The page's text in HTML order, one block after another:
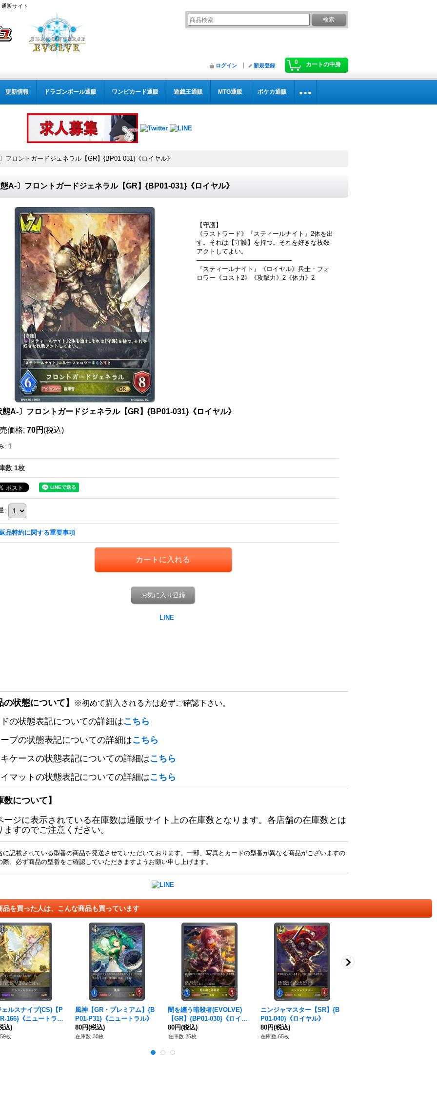
販サイト
0 カートの中身
ログイン 新規登録
更新情報 ドラゴンボール通販 ワンピカード通販 遊戯王通販 MTG通販 ポケカ通販
フロントガードジェネラル【GR】{BP01-031}《ロイヤル》
A-〕フロントガードジェネラル【GR】{BP01-031}《ロイヤル》
【守護】
《ラストワード》『スティールナイト』2体を出
す。それは【守護】を持つ。それを好きな枚数
アクトしてよい。
―――――――――――――――
『スティールナイト』《ロイヤル》兵士・フォ
ロワー《コスト2》《攻撃力》2《体力》2
態A-〕フロントガードジェネラル【GR】{BP01-031}《ロイヤル》
価格: 70円 (税込)
: 1
数 1枚
:
品特約に関する重要事項
お気に入り登録
の状態について】 ※初めて購入される方は必ずご確認下さい。
の状態表記についての詳細はこちら
ブの状態表記についての詳細はこちら
ケースの状態表記についての詳細はこちら
マットの状態表記についての詳細はこちら
数について】
ージに表示されている在庫数は通販サイト上の在庫数となります。各店舗の在庫数とは
ますのでご注意ください。
記載されている型番の商品を発送させていただいております。一部、写真とカードの型番が異なる商品がございますの
際、必ず商品の型番をご確認していただきますようお願い申し上げます。
品を買った人は、こんな商品も買っています
ルスナイプ(CS)【P
166}《ニュートラ
込)
枚
風神【GR・プレミアム】{B
P01-P31}《ニュートラル》
80円(税込)
在庫数 30枚
闇を纏う暗殺者(EVOLVE)
【GR】{BP01-030}《ロイヤ
ル》
80円(税込)
在庫数 25枚
ニンジャマスター【SR】{B
P01-040}《ロイヤル》
80円(税込)
在庫数 65枚